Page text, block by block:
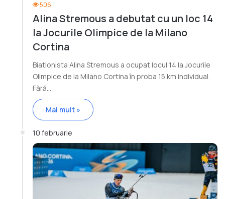
506
Alina Stremous a debutat cu un loc 14
la Jocurile Olimpice de la Milano
Cortina
Biatlonista Alina Stremous a ocupat locul 14 la Jocurile
Olimpice de la Milano Cortina în proba 15 km individual.
Fără…
Mai mult »
10 februarie